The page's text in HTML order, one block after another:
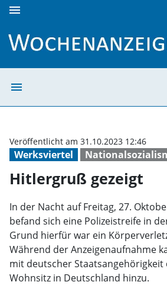
menu
menu
Werksviertel
Veröffentlicht am 31.10.2023 12:46
Hitlergruß gezeigt
In der Nacht auf Freitag, 27.
befand sich eine Polizeistreife in
Grund hierfür war ein
Während der Anzeigenaufnahme
mit deutscher Staatsangehörigkeit
Wohnsitz in Deutschland hinzu.